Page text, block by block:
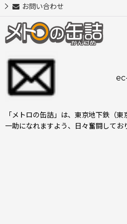
お問い合わせ
「メトロの缶詰」は、東京地下鉄（
一助になれますよう、日々奮闘してお